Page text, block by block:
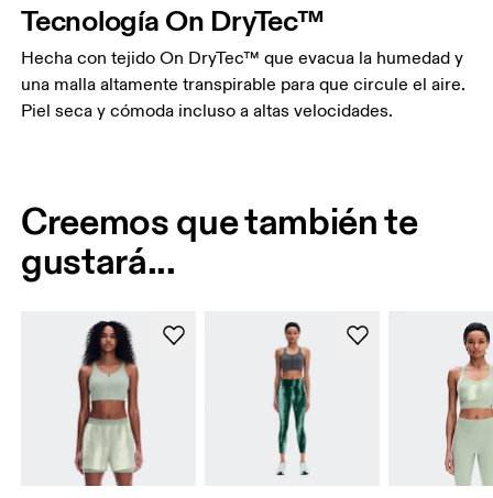
Tecnología On DryTec™
Hecha con tejido On DryTec™ que evacua la humedad y
una malla altamente transpirable para que circule el aire.
Piel seca y cómoda incluso a altas velocidades.
Creemos que también te
gustará...